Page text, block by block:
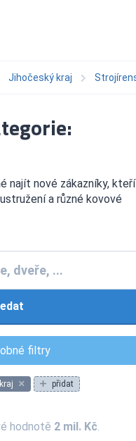
Jihočeský kraj
najít nové zákazníky, kteří
a různé kovové
filtry
přidat
hodnotě 2 mil. Kč.